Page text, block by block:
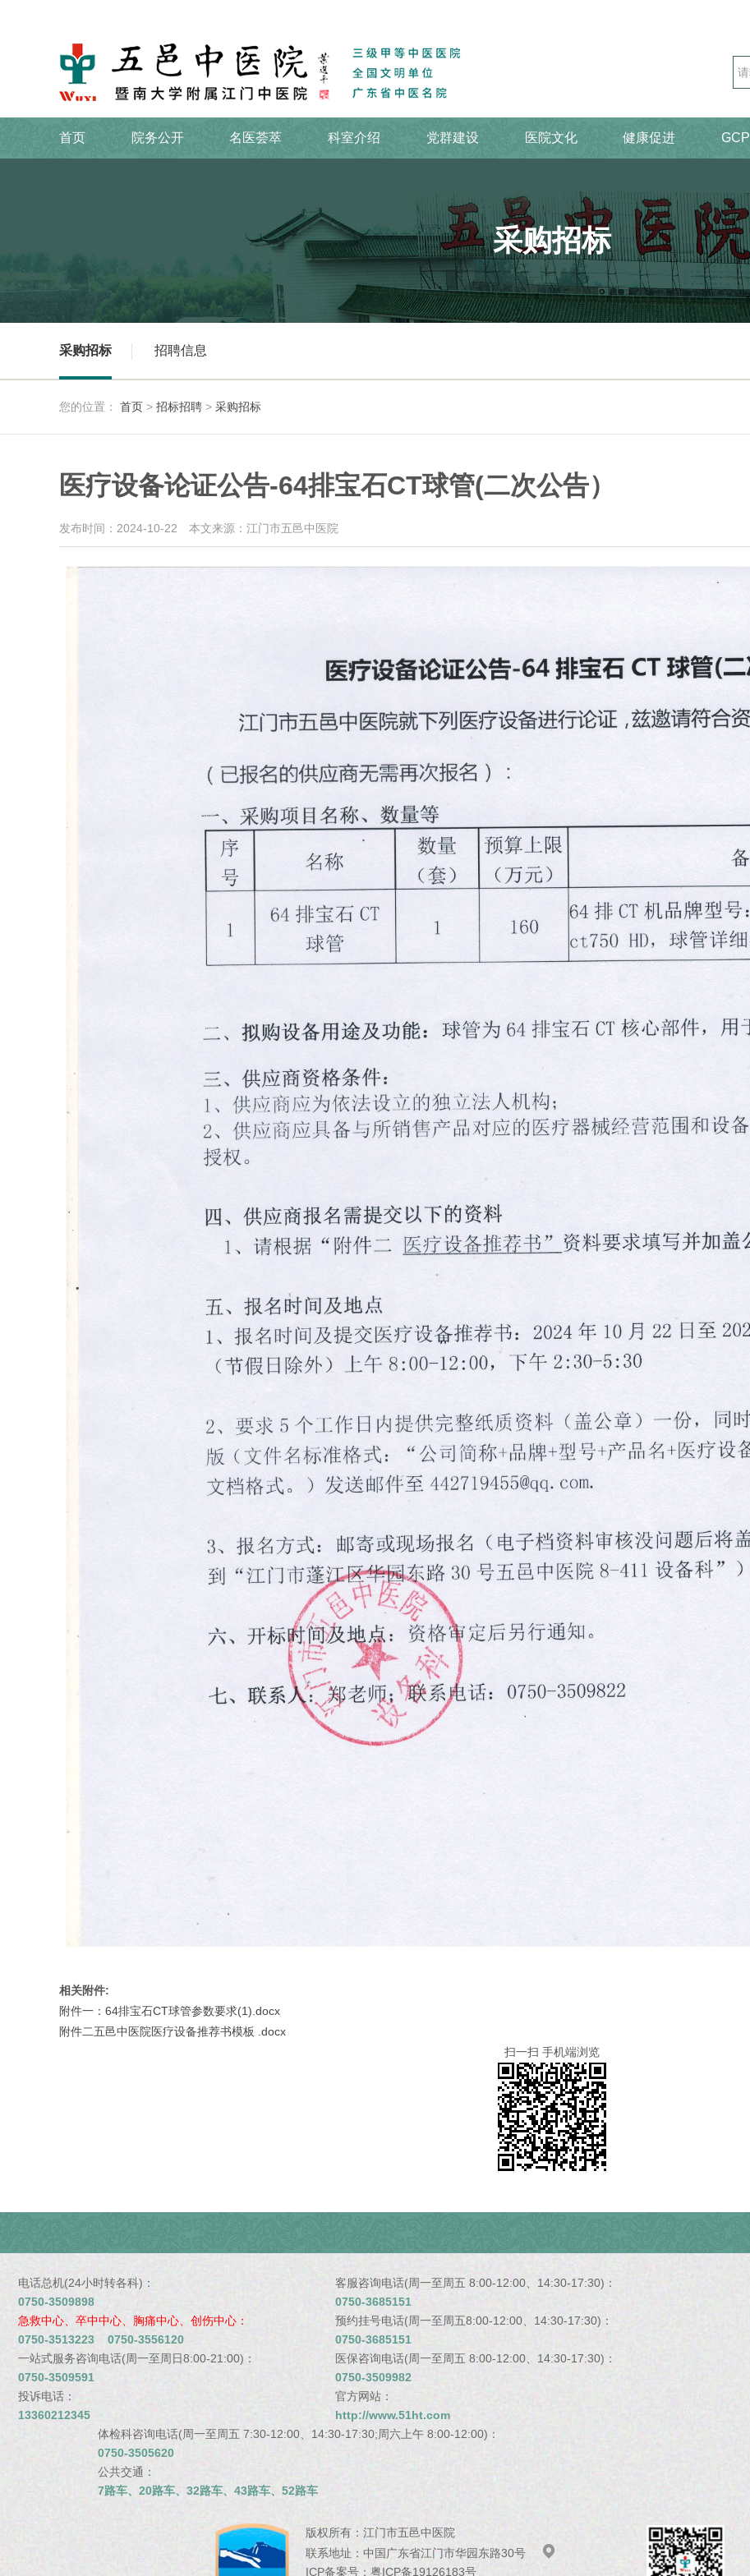
首页 院务公开 名医荟萃 科室介绍 党群建设 医院文化 健康促进 GCP
采购招标
采购招标 招聘信息
您的位置： 首页 > 招标招聘 > 采购招标
医疗设备论证公告-64排宝石CT球管(二次公告）
发布时间：2024-10-22 本文来源：江门市五邑中医院
相关附件:
附件一：64排宝石CT球管参数要求(1).docx
附件二五邑中医院医疗设备推荐书模板 .docx
扫一扫 手机端浏览
电话总机(24小时转各科)：
0750-3509898
急救中心、卒中中心、胸痛中心、创伤中心：
0750-3513223 0750-3556120
一站式服务咨询电话(周一至周日8:00-21:00)：
0750-3509591
投诉电话：
13360212345
客服咨询电话(周一至周五 8:00-12:00、14:30-17:30)：
0750-3685151
预约挂号电话(周一至周五8:00-12:00、14:30-17:30)：
0750-3685151
医保咨询电话(周一至周五 8:00-12:00、14:30-17:30)：
0750-3509982
官方网站：
http://www.51ht.com
体检科咨询电话(周一至周五 7:30-12:00、14:30-17:30;周六上午 8:00-12:00)：
0750-3505620
公共交通：
7路车、20路车、32路车、43路车、52路车
版权所有： 江门市五邑中医院
联系地址： 中国广东省江门市华园东路30号 
ICP备案号： 粤ICP备19126183号